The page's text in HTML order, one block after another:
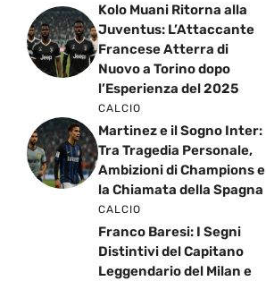
Kolo Muani Ritorna alla
Juventus: L’Attaccante
Francese Atterra di
Nuovo a Torino dopo
l’Esperienza del 2025
CALCIO
Martinez e il Sogno Inter:
Tra Tragedia Personale,
Ambizioni di Champions e
la Chiamata della Spagna
CALCIO
Franco Baresi: I Segni
Distintivi del Capitano
Leggendario del Milan e